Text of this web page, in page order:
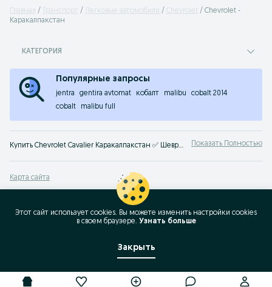
Главная Транспорт Легковые автомобили Chevrolet
Chevrolet -
Каракалпакстан
КАТЕГОРИЯ
Популярные запросы
jentra gentira avtomat кобалт malibu
cobalt 2014
cobalt
malibu full
Купить Chevrolet Cavalier Каракалпакстан ✅ Шевроле Cavalier цена бу и нового авто ☝ Большой выбор автомобилей по выгодным ценам на OLX.uz (ранее Torg.uz) Показать Полностью
Карта сайта
Карта бизнес-страницы
Популярные запросы
Этот сайт использует cookies. Вы можете изменить настройки cookies
в своeм браузере. Узнать больше
Закрыть